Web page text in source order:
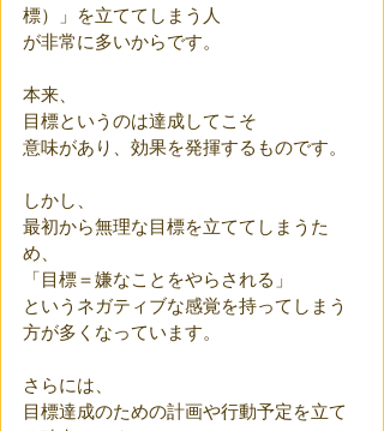
標）」を立ててしまう人
が非常に多いからです。
本来、
目標というのは達成してこそ
意味があり、効果を発揮するものです。
しかし、
最初から無理な目標を立ててしまうた
め、
「目標＝嫌なことをやらされる」
というネガティブな感覚を持ってしまう
方が多くなっています。
さらには、
目標達成のための計画や行動予定を立て